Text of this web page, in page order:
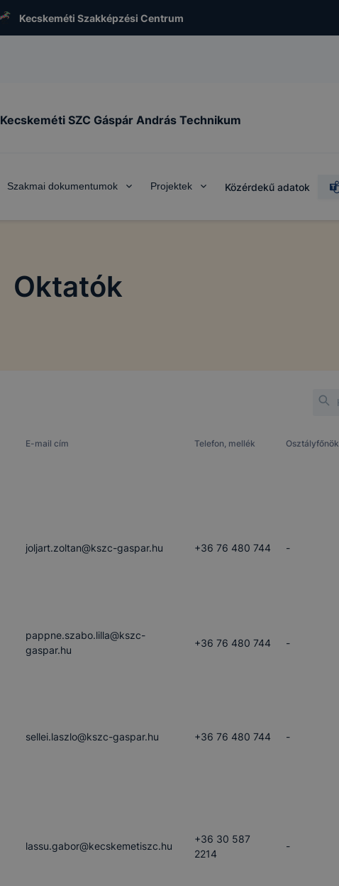
Kecskeméti Szakképzési Centrum
Kecskeméti SZC Gáspár András Technikum
Szakmai dokumentumok Projektek Közérdekű adatok
Oktatók
E-mail cím Telefon, mellék Osztályfőnök
joljart.zoltan​@kszc-gaspar.hu +36 76 480 744 -
pappne.szabo.lilla​@kszc-
gaspar.hu
+36 76 480 744 -
sellei.laszlo​@kszc-gaspar.hu +36 76 480 744 -
lassu.gabor​@kecskemetiszc.hu
+36 30 587
2214
-